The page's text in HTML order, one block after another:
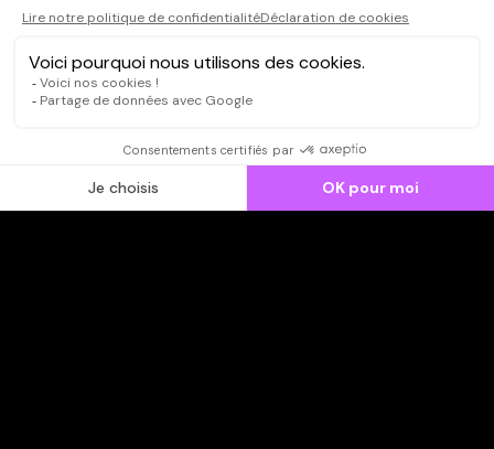
CONNEXION
Qui sommes-nous ?